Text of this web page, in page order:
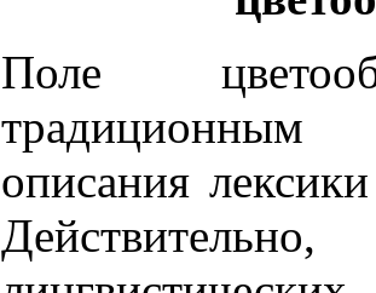
Поле
традиционным
описания